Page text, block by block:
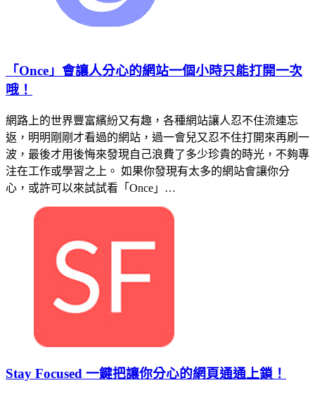
「Once」會讓人分心的網站一個小時只能打開一次
哦！
網路上的世界豐富繽紛又有趣，各種網站讓人忍不住流連忘
返，明明剛剛才看過的網站，過一會兒又忍不住打開來再刷一
波，最後才用後悔來發現自己浪費了多少珍貴的時光，不夠專
注在工作或學習之上。 如果你發現有太多的網站會讓你分
心，或許可以來試試看「Once」…
Stay Focused 一鍵把讓你分心的網頁通通上鎖！